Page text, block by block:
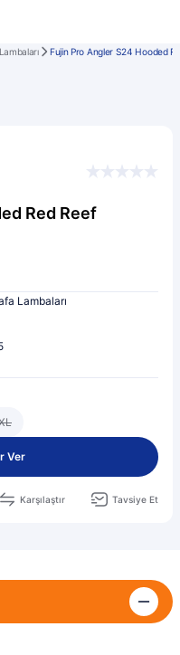
Fujin Pro Angler S24 Hooded
Red Reef
Lambaları
Ver
Karşılaştır Tavsiye Et